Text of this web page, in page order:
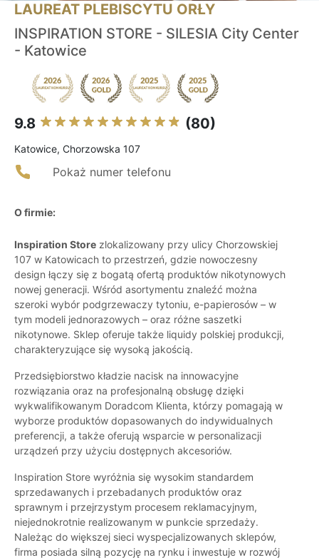
LAUREAT PLEBISCYTU ORŁY
INSPIRATION STORE - SILESIA City Center
- Katowice
9.8 (80)
Katowice, Chorzowska 107
Pokaż numer telefonu
O firmie:
Inspiration Store zlokalizowany przy ulicy Chorzowskiej
107 w Katowicach to przestrzeń, gdzie nowoczesny
design łączy się z bogatą ofertą produktów nikotynowych
nowej generacji. Wśród asortymentu znaleźć można
szeroki wybór podgrzewaczy tytoniu, e-papierosów – w
tym modeli jednorazowych – oraz różne saszetki
nikotynowe. Sklep oferuje także liquidy polskiej produkcji,
charakteryzujące się wysoką jakością.
Przedsiębiorstwo kładzie nacisk na innowacyjne
rozwiązania oraz na profesjonalną obsługę dzięki
wykwalifikowanym Doradcom Klienta, którzy pomagają w
wyborze produktów dopasowanych do indywidualnych
preferencji, a także oferują wsparcie w personalizacji
urządzeń przy użyciu dostępnych akcesoriów.
Inspiration Store wyróżnia się wysokim standardem
sprzedawanych i przebadanych produktów oraz
sprawnym i przejrzystym procesem reklamacyjnym,
niejednokrotnie realizowanym w punkcie sprzedaży.
Należąc do większej sieci wyspecjalizowanych sklepów,
firma posiada silną pozycję na rynku i inwestuje w rozwój